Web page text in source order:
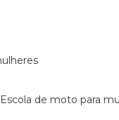
escola de moto para